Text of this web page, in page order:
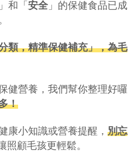
」和「 安全 」的保健食品已成
類，精準保健補充」，為毛
健營養，我們幫你整理好囉
！
康小知識或營養提醒， 別忘
照顧毛孩更輕鬆。